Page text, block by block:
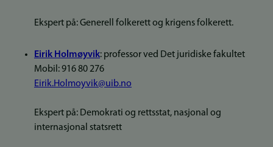
Ekspert på: Generell folkerett og krigens folkerett.
Eirik Holmøyvik: professor ved Det juridiske fakultet
Mobil: 916 80 276
Eirik.Holmoyvik@uib.no
Ekspert på: Demokrati og rettsstat, nasjonal og
internasjonal statsrett